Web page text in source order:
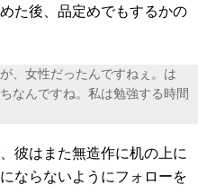
た後、品定めでもするかの
、女性だったんですねぇ。は
なんですね。私は勉強する時間
彼はまた無造作に机の上に
ならないようにフォローを